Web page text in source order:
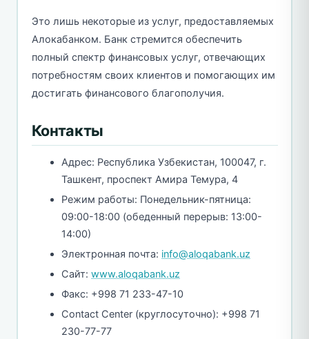
Это лишь некоторые из услуг, предоставляемых
Алокабанком. Банк стремится обеспечить
полный спектр финансовых услуг, отвечающих
потребностям своих клиентов и помогающих им
достигать финансового благополучия.
Контакты
Адрес: Республика Узбекистан, 100047, г.
Ташкент, проспект Амира Темура, 4
Режим работы: Понедельник-пятница:
09:00-18:00 (обеденный перерыв: 13:00-
14:00)
Электронная почта: info@aloqabank.uz
Сайт: www.aloqabank.uz
Факс: +998 71 233-47-10
Contact Center (круглосуточно): +998 71
230-77-77